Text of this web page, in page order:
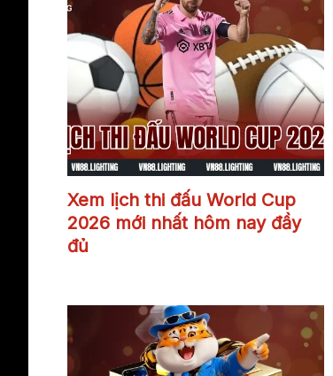
lịch thi đấu World Cup 2026
Xem lịch thi đấu World Cup
2026 mới nhất hôm nay đầy
đủ